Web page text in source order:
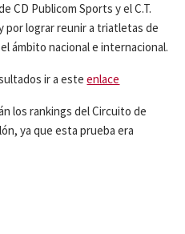
CD Publicom Sports y el C.T.
por lograr reunir a triatletas de
ámbito nacional e internacional.
ir a esteenlace
los rankings del Circuito de
ya que esta prueba era